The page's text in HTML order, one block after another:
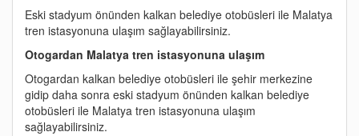
Eski stadyum önünden kalkan belediye otobüsleri ile Malatya
tren istasyonuna ulaşım sağlayabilirsiniz.
Otogardan Malatya tren istasyonuna ulaşım
Otogardan kalkan belediye otobüsleri ile şehir merkezine
gidip daha sonra eski stadyum önünden kalkan belediye
otobüsleri ile Malatya tren istasyonuna ulaşım
sağlayabilirsiniz.